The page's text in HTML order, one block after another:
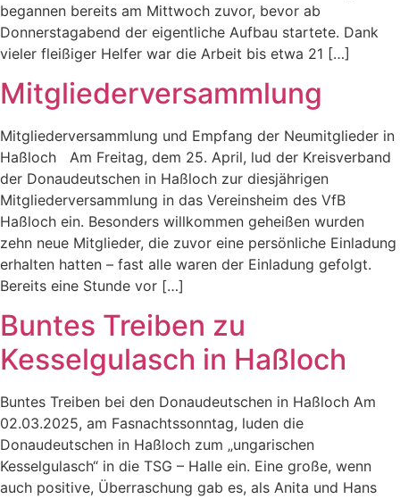
begannen bereits am Mittwoch zuvor, bevor ab
Donnerstagabend der eigentliche Aufbau startete. Dank
vieler fleißiger Helfer war die Arbeit bis etwa 21 […]
Mitgliederversammlung
Mitgliederversammlung und Empfang der Neumitglieder in
Haßloch Am Freitag, dem 25. April, lud der Kreisverband
der Donaudeutschen in Haßloch zur diesjährigen
Mitgliederversammlung in das Vereinsheim des VfB
Haßloch ein. Besonders willkommen geheißen wurden
zehn neue Mitglieder, die zuvor eine persönliche Einladung
erhalten hatten – fast alle waren der Einladung gefolgt.
Bereits eine Stunde vor […]
Buntes Treiben zu
Kesselgulasch in Haßloch
Buntes Treiben bei den Donaudeutschen in Haßloch Am
02.03.2025, am Fasnachtssonntag, luden die
Donaudeutschen in Haßloch zum „ungarischen
Kesselgulasch“ in die TSG – Halle ein. Eine große, wenn
auch positive, Überraschung gab es, als Anita und Hans